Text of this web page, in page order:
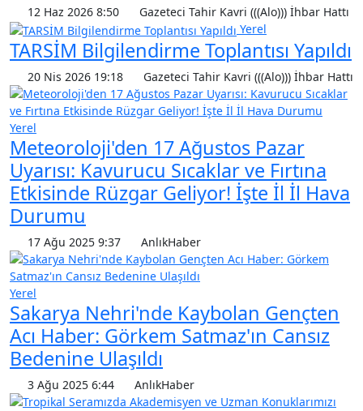
12 Haz 2026 8:50
Gazeteci Tahir Kavri (((Alo))) İhbar Hattı
Yerel
TARSİM Bilgilendirme Toplantısı Yapıldı
20 Nis 2026 19:18 Gazeteci Tahir Kavri (((Alo))) İhbar Hattı
Yerel
Meteoroloji'den 17 Ağustos Pazar
Uyarısı: Kavurucu Sıcaklar ve Fırtına
Etkisinde Rüzgar Geliyor! İşte İl İl Hava
Durumu
17 Ağu 2025 9:37 AnlıkHaber
Yerel
Sakarya Nehri'nde Kaybolan Gençten
Acı Haber: Görkem Satmaz'ın Cansız
Bedenine Ulaşıldı
3 Ağu 2025 6:44 AnlıkHaber